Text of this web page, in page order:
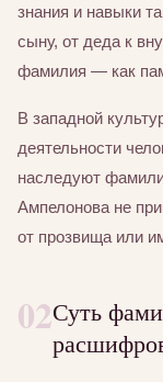
знания и навыки
сыну, от деда к
фамилия — как
В западной
деятельности
наследуют
Ампелонова не
от прозвища или
02Суть